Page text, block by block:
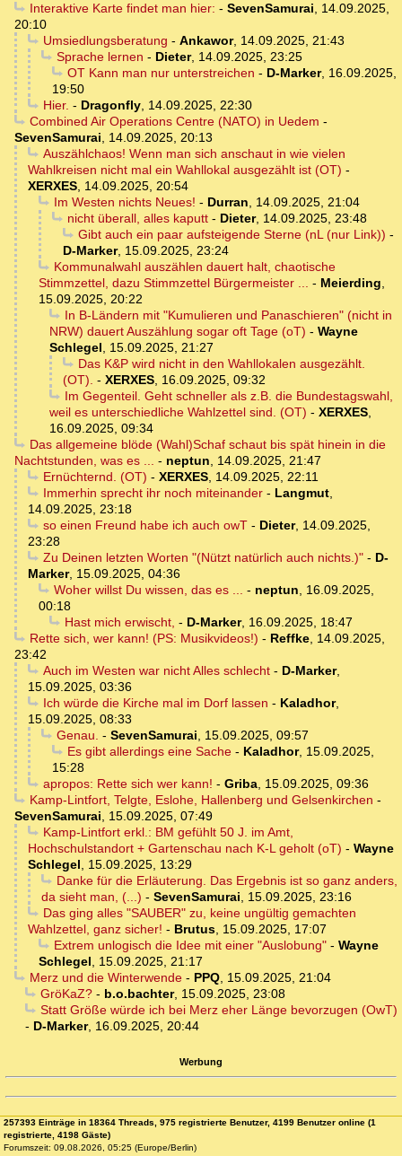
Interaktive Karte findet man hier: - SevenSamurai, 14.09.2025,
20:10
Umsiedlungsberatung - Ankawor, 14.09.2025, 21:43
Sprache lernen - Dieter, 14.09.2025, 23:25
OT Kann man nur unterstreichen - D-Marker, 16.09.2025,
19:50
Hier. - Dragonfly, 14.09.2025, 22:30
Combined Air Operations Centre (NATO) in Uedem -
SevenSamurai, 14.09.2025, 20:13
Auszählchaos! Wenn man sich anschaut in wie vielen
Wahlkreisen nicht mal ein Wahllokal ausgezählt ist (OT) -
XERXES, 14.09.2025, 20:54
Im Westen nichts Neues! - Durran, 14.09.2025, 21:04
nicht überall, alles kaputt- Dieter, 14.09.2025, 23:48
Gibt auch ein paar aufsteigende Sterne (nL (nur Link)) -
D-Marker, 15.09.2025, 23:24
Kommunalwahl auszählen dauert halt, chaotische
Stimmzettel, dazu Stimmzettel Bürgermeister ... - Meierding,
15.09.2025, 20:22
In B-Ländern mit "Kumulieren und Panaschieren" (nicht in
NRW) dauert Auszählung sogar oft Tage (oT) - Wayne
Schlegel, 15.09.2025, 21:27
Das K&P wird nicht in den Wahllokalen ausgezählt.
(OT). - XERXES, 16.09.2025, 09:32
Im Gegenteil. Geht schneller als z.B. die Bundestagswahl,
weil es unterschiedliche Wahlzettel sind. (OT) - XERXES,
16.09.2025, 09:34
Das allgemeine blöde (Wahl)Schaf schaut bis spät hinein in die
Nachtstunden, was es ... - neptun, 14.09.2025, 21:47
Ernüchternd. (OT) - XERXES, 14.09.2025, 22:11
Immerhin sprecht ihr noch miteinander- Langmut,
14.09.2025, 23:18
so einen Freund habe ich auch owT- Dieter, 14.09.2025,
23:28
Zu Deinen letzten Worten "(Nützt natürlich auch nichts.)"- D-
Marker, 15.09.2025, 04:36
Woher willst Du wissen, das es ... - neptun, 16.09.2025,
00:18
Hast mich erwischt, - D-Marker, 16.09.2025, 18:47
Rette sich, wer kann! (PS: Musikvideos!) - Reffke, 14.09.2025,
23:42
Auch im Westen war nicht Alles schlecht- D-Marker,
15.09.2025, 03:36
Ich würde die Kirche mal im Dorf lassen - Kaladhor,
15.09.2025, 08:33
Genau. - SevenSamurai, 15.09.2025, 09:57
Es gibt allerdings eine Sache- Kaladhor, 15.09.2025,
15:28
apropos: Rette sich wer kann! - Griba, 15.09.2025, 09:36
Kamp-Lintfort, Telgte, Eslohe, Hallenberg und Gelsenkirchen -
SevenSamurai, 15.09.2025, 07:49
Kamp-Lintfort erkl.: BM gefühlt 50 J. im Amt,
Hochschulstandort + Gartenschau nach K-L geholt (oT) - Wayne
Schlegel, 15.09.2025, 13:29
Danke für die Erläuterung. Das Ergebnis ist so ganz anders,
da sieht man, (...) - SevenSamurai, 15.09.2025, 23:16
Das ging alles "SAUBER" zu, keine ungültig gemachten
Wahlzettel, ganz sicher! - Brutus, 15.09.2025, 17:07
Extrem unlogisch die Idee mit einer "Auslobung"- Wayne
Schlegel, 15.09.2025, 21:17
Merz und die Winterwende- PPQ, 15.09.2025, 21:04
GröKaZ?- b.o.bachter, 15.09.2025, 23:08
Statt Größe würde ich bei Merz eher Länge bevorzugen (OwT)
- D-Marker, 16.09.2025, 20:44
Werbung
257393 Einträge in 18364 Threads, 975 registrierte Benutzer, 4199 Benutzer online (1
registrierte, 4198 Gäste)
Forumszeit: 09.08.2026, 05:25 (Europe/Berlin)